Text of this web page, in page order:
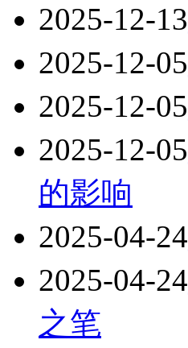
2025-12-13
2025-12-05
2025-12-05
2025-12-05
的影响
2025-04-24
2025-04-24
之笔